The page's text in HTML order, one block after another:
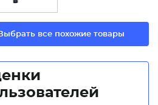
Выбрать все похожие товары